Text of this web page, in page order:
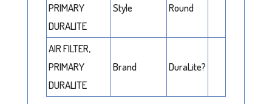
PRIMARY
DURALITE
Style Round
AIR FILTER,
PRIMARY
DURALITE
Brand DuraLite?